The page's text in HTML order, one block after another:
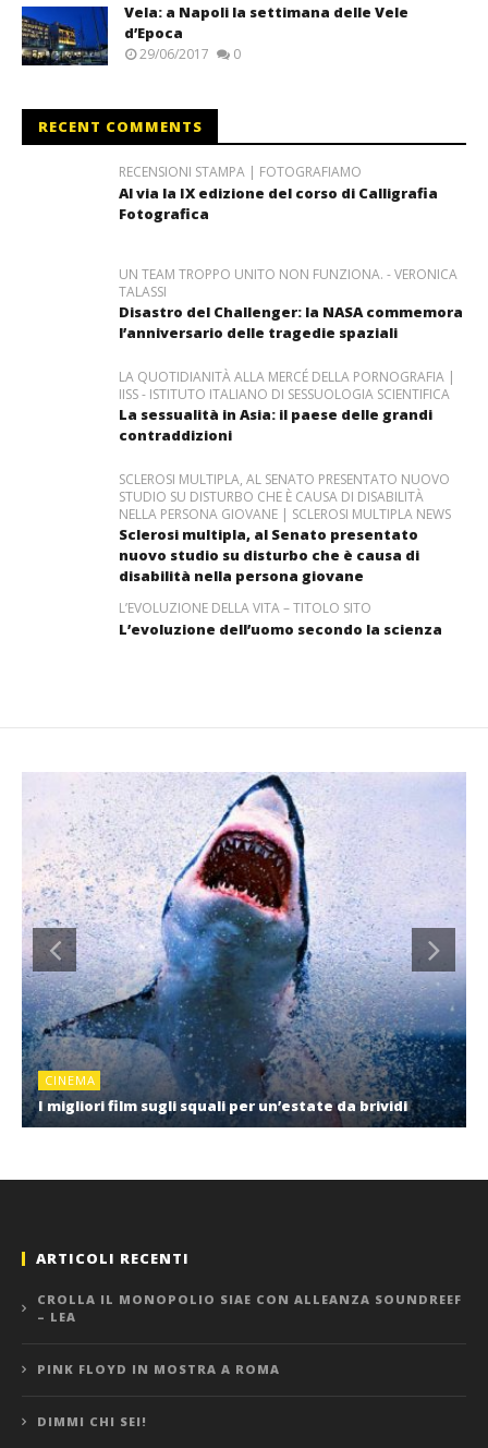
Vela: a Napoli la settimana delle Vele
d’Epoca
29/06/2017 0
RECENT COMMENTS
RECENSIONI STAMPA | FOTOGRAFIAMO
Al via la IX edizione del corso di Calligrafia
Fotografica
UN TEAM TROPPO UNITO NON FUNZIONA. - VERONICA
TALASSI
Disastro del Challenger: la NASA commemora
l’anniversario delle tragedie spaziali
LA QUOTIDIANITÀ ALLA MERCÉ DELLA PORNOGRAFIA |
IISS - ISTITUTO ITALIANO DI SESSUOLOGIA SCIENTIFICA
La sessualità in Asia: il paese delle grandi
contraddizioni
SCLEROSI MULTIPLA, AL SENATO PRESENTATO NUOVO
STUDIO SU DISTURBO CHE È CAUSA DI DISABILITÀ
NELLA PERSONA GIOVANE | SCLEROSI MULTIPLA NEWS
Sclerosi multipla, al Senato presentato
nuovo studio su disturbo che è causa di
disabilità nella persona giovane
L’EVOLUZIONE DELLA VITA – TITOLO SITO
L’evoluzione dell’uomo secondo la scienza
CINEMA
I migliori film sugli squali per un’estate da brividi
ARTICOLI RECENTI
CROLLA IL MONOPOLIO SIAE CON ALLEANZA SOUNDREEF
– LEA
PINK FLOYD IN MOSTRA A ROMA
DIMMI CHI SEI!